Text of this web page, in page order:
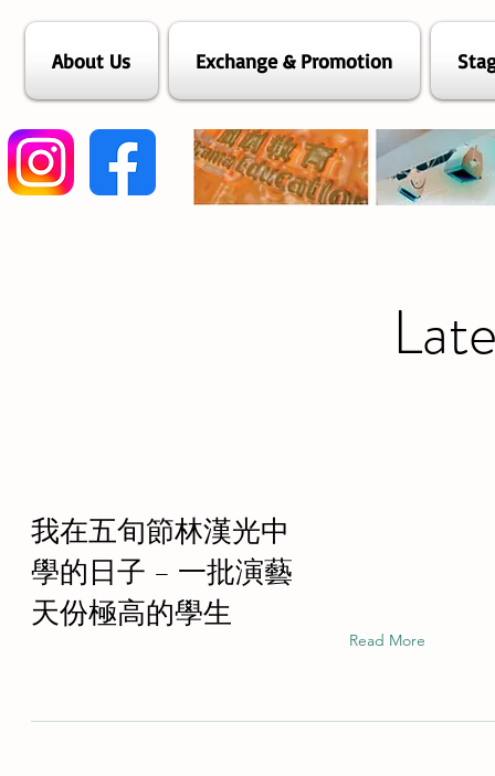
About Us Exchange & Promotion
我在五旬節林漢光中
學的日子 – 一批演藝
天份極高的學生
Read More